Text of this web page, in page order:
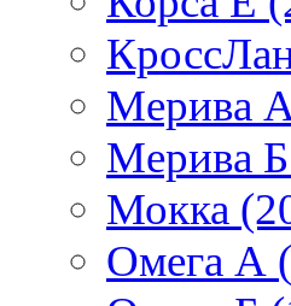
Мерива
Мерива
Мокка
Омега А